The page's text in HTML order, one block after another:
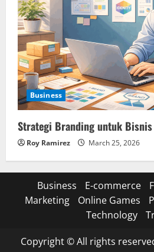
Business
Strategi Branding untuk
Roy Ramirez March 25, 2026
Business E-commerce
Marketing
Online Games
Technology
Copyright © All rights